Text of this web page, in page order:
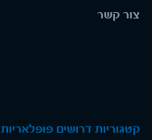
צור קשר
קטגוריות דרושים פופלאריות